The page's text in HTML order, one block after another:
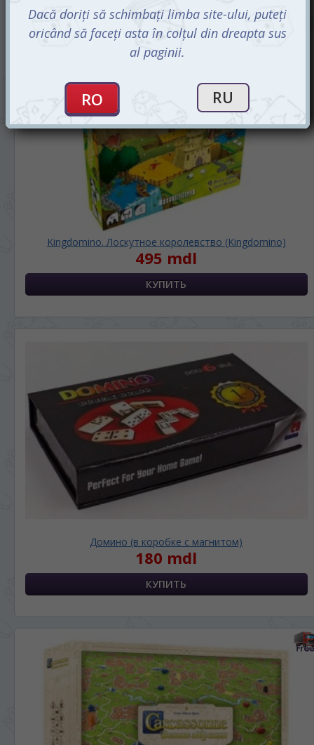
Kingdomino. Лоскутное королевство (Kingdomino)
495 mdl
Домино (в коробке с магнитом)
180 mdl